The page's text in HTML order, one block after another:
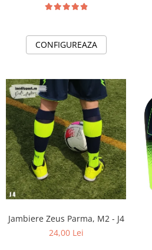
CONFIGUREAZA
Jambiere Zeus Parma, M2 - J4
24,00 Lei